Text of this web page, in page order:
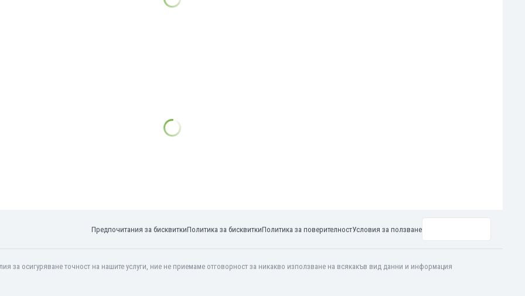
Предпочитания за бисквиткиПолитика за бисквиткиПолитика за поверителностУсловия за ползване
за осигуряване точност на нашите услуги, ние не приемаме отговорност за никакво използване на всякакъв вид данни и информация